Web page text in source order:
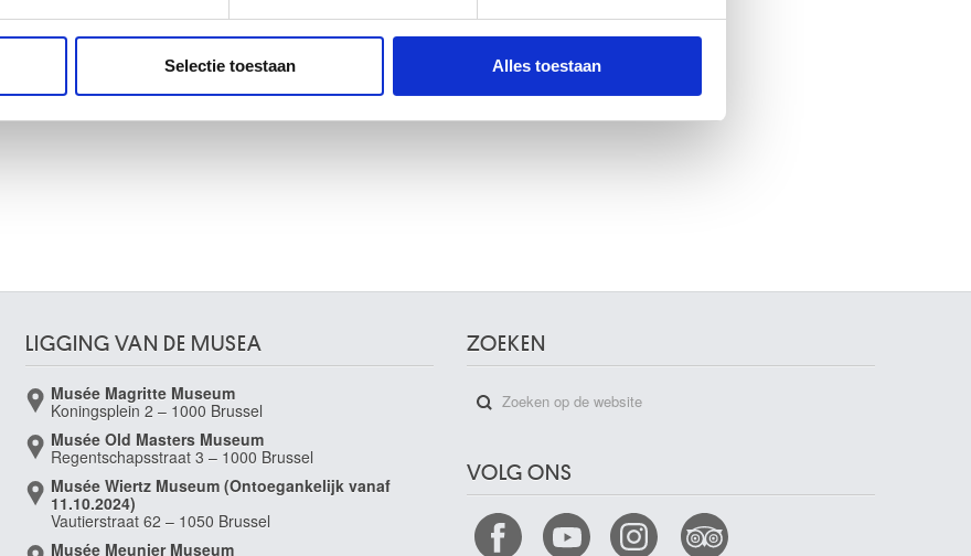
partners kunnen deze gegevens combineren met andere informatie die u aan ze heeft
Selectie toestaan Alles toestaan
LIGGING VAN DE MUSEA
Musée Magritte Museum
Koningsplein 2 – 1000 Brussel
Musée Old Masters Museum
Regentschapsstraat 3 – 1000 Brussel
Musée Wiertz Museum (Ontoegankelijk vanaf
11.10.2024)
Vautierstraat 62 – 1050 Brussel
Musée Meunier Museum
ZOEKEN
VOLG ONS